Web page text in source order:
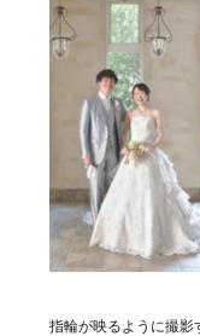
指輪が映るように撮影